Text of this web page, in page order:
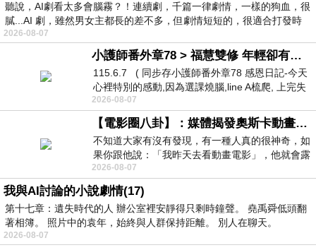
聽說，AI劇看太多會腦霧？！連續劇，千篇一律劇情，一樣的狗血，很
膩...AI 劇，雖然男女主都長的差不多，但劇情短短的，很適合打發時
2026-08-07
小護師番外章78 > 福慧雙修 年輕卻有個老靈魂 ㄑ金剛經〉podcast
115.6.7 ( 同步存小護師番外章78 感恩日記-今天
心裡特別的感動,因為選課燒腦,line A梳爬, 上完失
智課的她,特來傾
2026-08-07
【電影圈八卦】：媒體揭發奧斯卡動畫項目投票醜聞！好萊塢為什麼看不起動畫電影？
不知道大家有沒有發現，有一種人真的很神奇，如
果你跟他說：「我昨天去看動畫電影」，他就會露
出一種慈祥的微笑，然後問你是不是陪小
2026-08-07
我與AI討論的小說劇情(17)
第十七章：遺失時代的人 辦公室裡安靜得只剩時鐘聲。 堯禹舜低頭翻
著相簿。 照片中的袁年，始終與人群保持距離。 別人在聊天。
2026-08-07